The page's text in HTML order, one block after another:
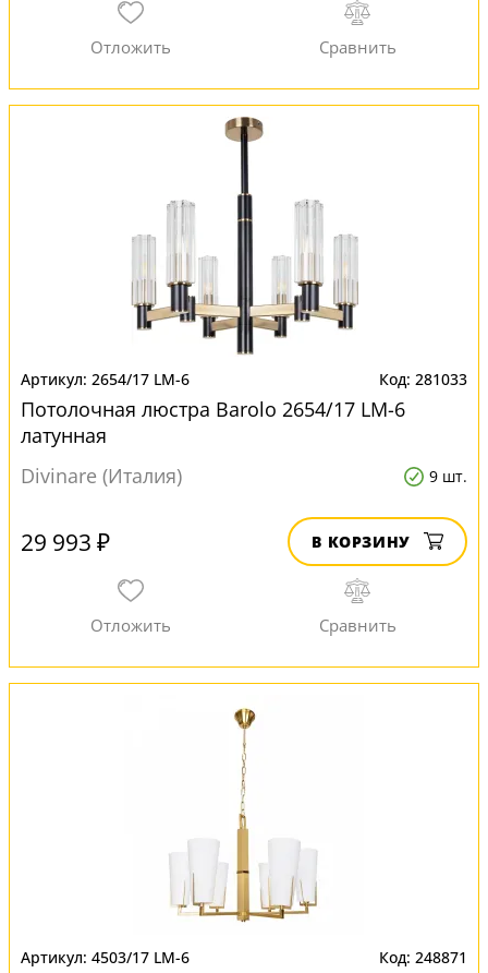
2654/17 LM-6 281033
Потолочная люстра Barolo 2654/17 LM-6
латунная
Divinare (Италия)
9 шт.
29 993 ₽ В КОРЗИНУ
4503/17 LM-6 248871